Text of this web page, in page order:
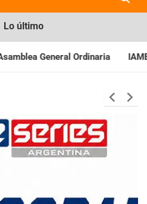
Lo último
IAME SERIES ARGENTINA: